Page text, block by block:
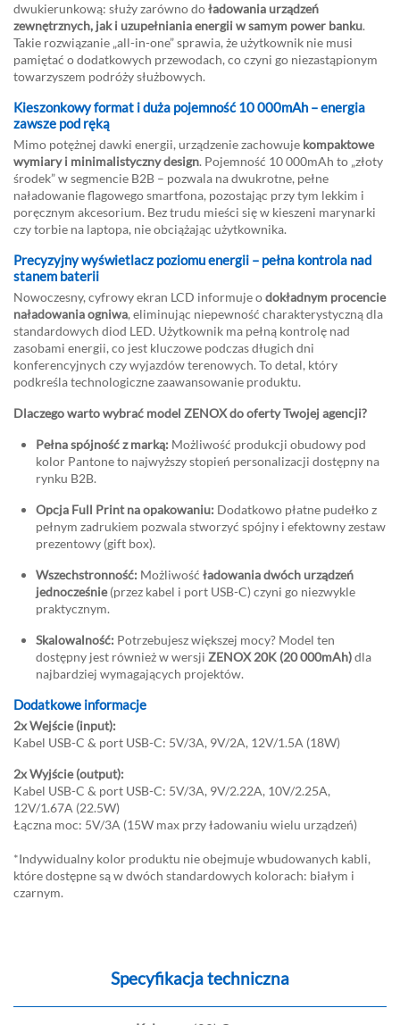
dwukierunkową: służy zarówno doładowania urządzeń
zewnętrznych, jak i uzupełniania energii w samym power banku.
Takie rozwiązanie „all-in-one” sprawia, że użytkownik nie musi
pamiętać o dodatkowych przewodach, co czyni go niezastąpionym
towarzyszem podróży służbowych.
Kieszonkowy format i duża pojemność 10 000mAh – energia
zawsze pod ręką
Mimo potężnej dawki energii, urządzenie zachowuje kompaktowe
wymiary i minimalistyczny design. Pojemność 10 000mAh to „złoty
środek” w segmencie B2B – pozwala na dwukrotne, pełne
naładowanie flagowego smartfona, pozostając przy tym lekkim i
poręcznym akcesorium. Bez trudu mieści się w kieszeni marynarki
czy torbie na laptopa, nie obciążając użytkownika.
Precyzyjny wyświetlacz poziomu energii – pełna kontrola nad
stanem baterii
Nowoczesny, cyfrowy ekran LCD informuje odokładnym procencie
naładowania ogniwa, eliminując niepewność charakterystyczną dla
standardowych diod LED. Użytkownik ma pełną kontrolę nad
zasobami energii, co jest kluczowe podczas długich dni
konferencyjnych czy wyjazdów terenowych. To detal, który
podkreśla technologiczne zaawansowanie produktu.
Dlaczego warto wybrać model ZENOX do oferty Twojej agencji?
Pełna spójność z marką: Możliwość produkcji obudowy pod
kolor Pantone to najwyższy stopień personalizacji dostępny na
rynku B2B.
Opcja Full Print na opakowaniu: Dodatkowo płatne pudełko z
pełnym zadrukiem pozwala stworzyć spójny i efektowny zestaw
prezentowy (gift box).
Wszechstronność: Możliwość ładowania dwóch urządzeń
jednocześnie(przez kabel i port USB-C) czyni go niezwykle
praktycznym.
Skalowalność: Potrzebujesz większej mocy? Model ten
dostępny jest również w wersji ZENOX 20K (20 000mAh)dla
najbardziej wymagających projektów.
Dodatkowe informacje
2x Wejście (input):
Kabel USB-C & port USB-C: 5V/3A, 9V/2A, 12V/1.5A (18W)
2x Wyjście (output):
Kabel USB-C & port USB-C: 5V/3A, 9V/2.22A, 10V/2.25A,
12V/1.67A (22.5W)
Łączna moc: 5V/3A (15W max przy ładowaniu wielu urządzeń)
*Indywidualny kolor produktu nie obejmuje wbudowanych kabli,
które dostępne są w dwóch standardowych kolorach: białym i
czarnym.
Specyfikacja techniczna